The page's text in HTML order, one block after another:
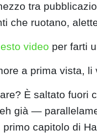
tra
che ruotano,
video per farti
a prima vista, li
È saltato fuori
già —
capitolo di